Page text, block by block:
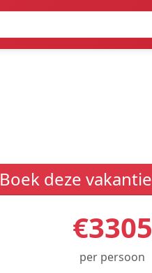
Boek deze vakantie
€3305
per persoon